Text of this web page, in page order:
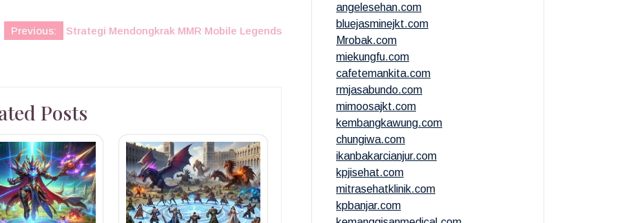
Previous: Strategi Mendongkrak MMR Mobile Legends
Posts
angelesehan.com
bluejasminejkt.com
Mrobak.com
miekungfu.com
cafetemankita.com
rmjasabundo.com
mimoosajkt.com
kembangkawung.com
chungiwa.com
ikanbakarcianjur.com
kpjisehat.com
mitrasehatklinik.com
kpbanjar.com